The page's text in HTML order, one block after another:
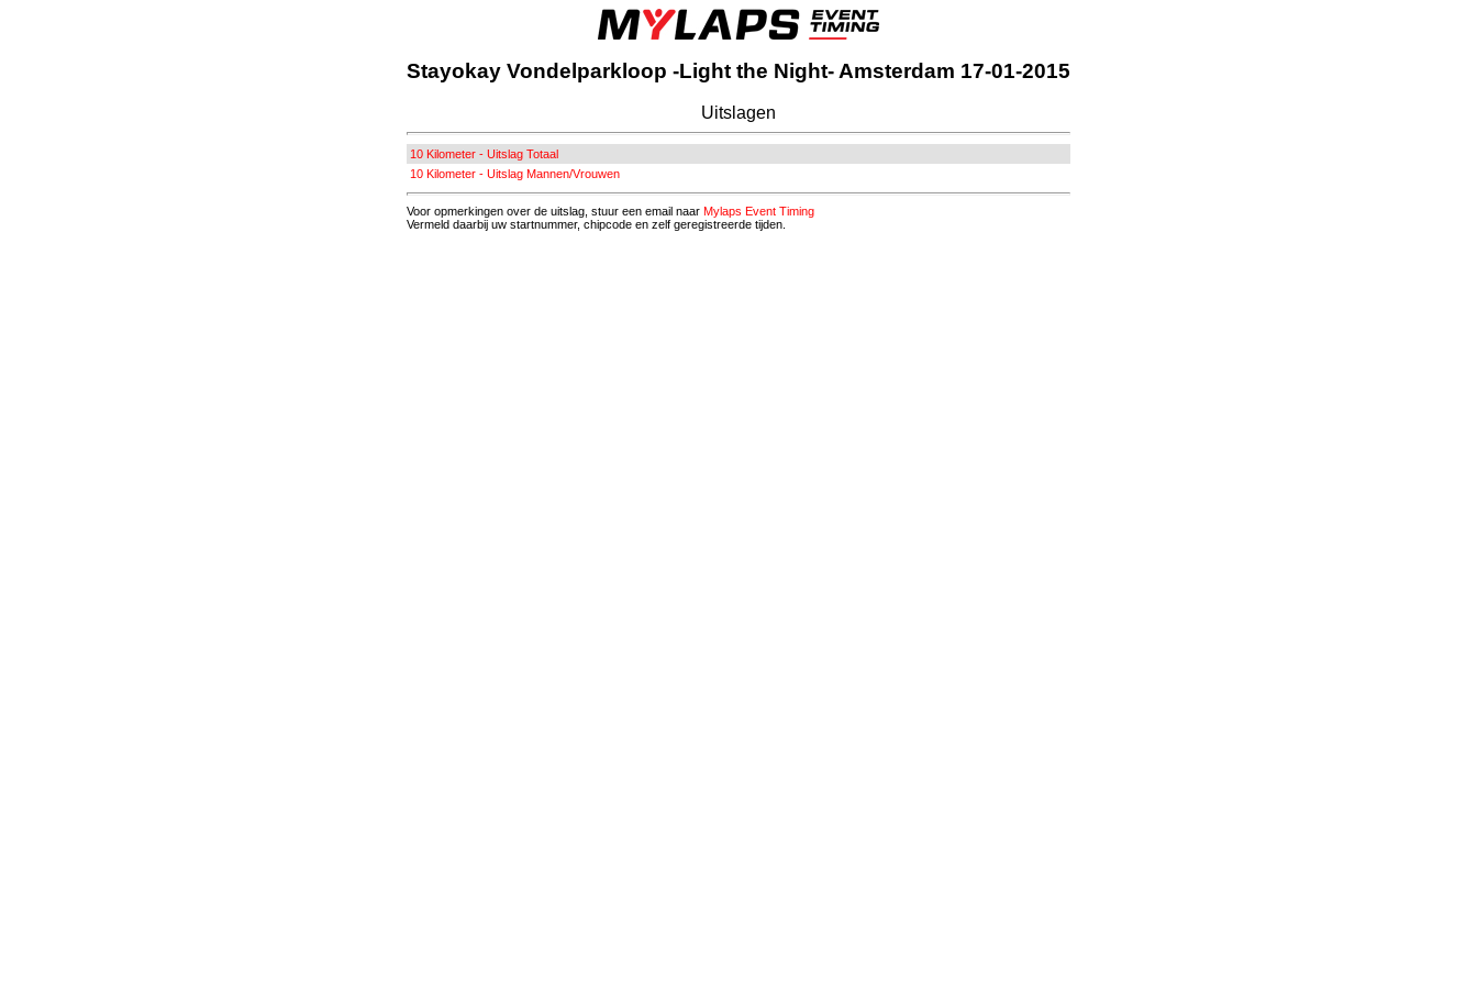
Stayokay Vondelparkloop -Light the Night- Amsterdam 17-01-2015
Uitslagen
10 Kilometer - Uitslag Totaal
10 Kilometer - Uitslag Mannen/Vrouwen
Voor opmerkingen over de uitslag, stuur een email naar Mylaps Event Timing
Vermeld daarbij uw startnummer, chipcode en zelf geregistreerde tijden.